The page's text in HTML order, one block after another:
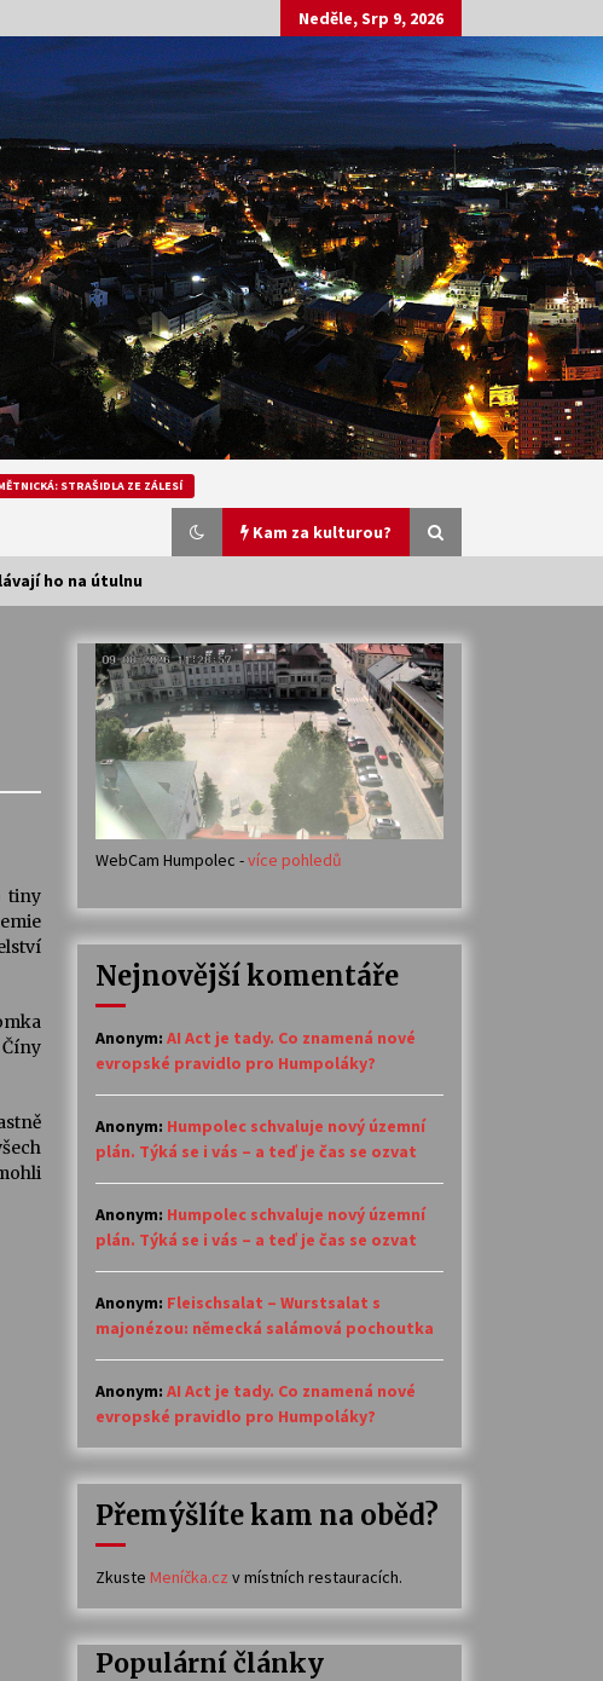
Neděle, Srp 9, 2026
STRAŠIDLA ZE ZÁLESÍ
Kam za kulturou?
Veselí muzikanti
30. 7. 2026
Votavžatský ploty
23. 7. 2026
14. 7. 2026
30. 6. 2026
ho na útulnu
tiny
WebCam Humpolec -více pohledů
Nejnovější komentáře
Anonym: AI Act je tady. Co znamená nové
evropské pravidlo pro Humpoláky?
Anonym: Humpolec schvaluje nový územní
plán. Týká se i vás – a teď je čas se ozvat
Anonym: Humpolec schvaluje nový územní
plán. Týká se i vás – a teď je čas se ozvat
Anonym: Fleischsalat – Wurstsalat s
majonézou: německá salámová pochoutka
Anonym: AI Act je tady. Co znamená nové
evropské pravidlo pro Humpoláky?
Přemýšlíte kam na oběd?
Zkuste Meníčka.cz v místních restauracích.
Populární články